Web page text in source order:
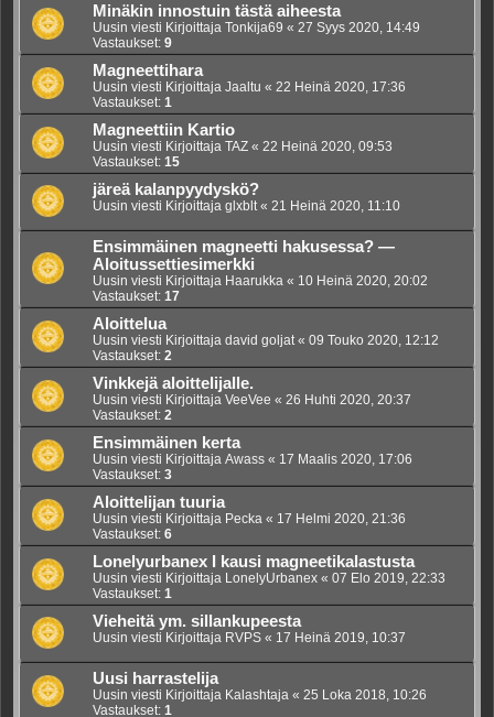
Minäkin innostuin tästä aiheesta
Uusin viesti Kirjoittaja Tonkija69 « 27 Syys 2020, 14:49
Vastaukset: 9
Magneettihara
Uusin viesti Kirjoittaja Jaaltu « 22 Heinä 2020, 17:36
Vastaukset: 1
Magneettiin Kartio
Uusin viesti Kirjoittaja TAZ « 22 Heinä 2020, 09:53
Vastaukset: 15
järeä kalanpyydyskö?
Uusin viesti Kirjoittaja glxblt« 21 Heinä 2020, 11:10
Ensimmäinen magneetti hakusessa? —
Aloitussettiesimerkki
Uusin viesti Kirjoittaja Haarukka « 10 Heinä 2020, 20:02
Vastaukset: 17
Aloittelua
Uusin viesti Kirjoittaja david goljat« 09 Touko 2020, 12:12
Vastaukset: 2
Vinkkejä aloittelijalle.
Uusin viesti Kirjoittaja VeeVee « 26 Huhti 2020, 20:37
Vastaukset: 2
Ensimmäinen kerta
Uusin viesti Kirjoittaja Awass « 17 Maalis 2020, 17:06
Vastaukset: 3
Aloittelijan tuuria
Uusin viesti Kirjoittaja Pecka « 17 Helmi 2020, 21:36
Vastaukset: 6
Lonelyurbanex I kausi magneetikalastusta
Uusin viesti Kirjoittaja LonelyUrbanex « 07 Elo 2019, 22:33
Vastaukset: 1
Vieheitä ym. sillankupeesta
Uusin viesti Kirjoittaja RVPS « 17 Heinä 2019, 10:37
Uusi harrastelija
Uusin viesti Kirjoittaja Kalashtaja « 25 Loka 2018, 10:26
Vastaukset: 1